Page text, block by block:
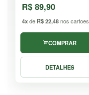
R$ 89,90
4xde R$ 22,48nos cartoes
COMPRAR
DETALHES